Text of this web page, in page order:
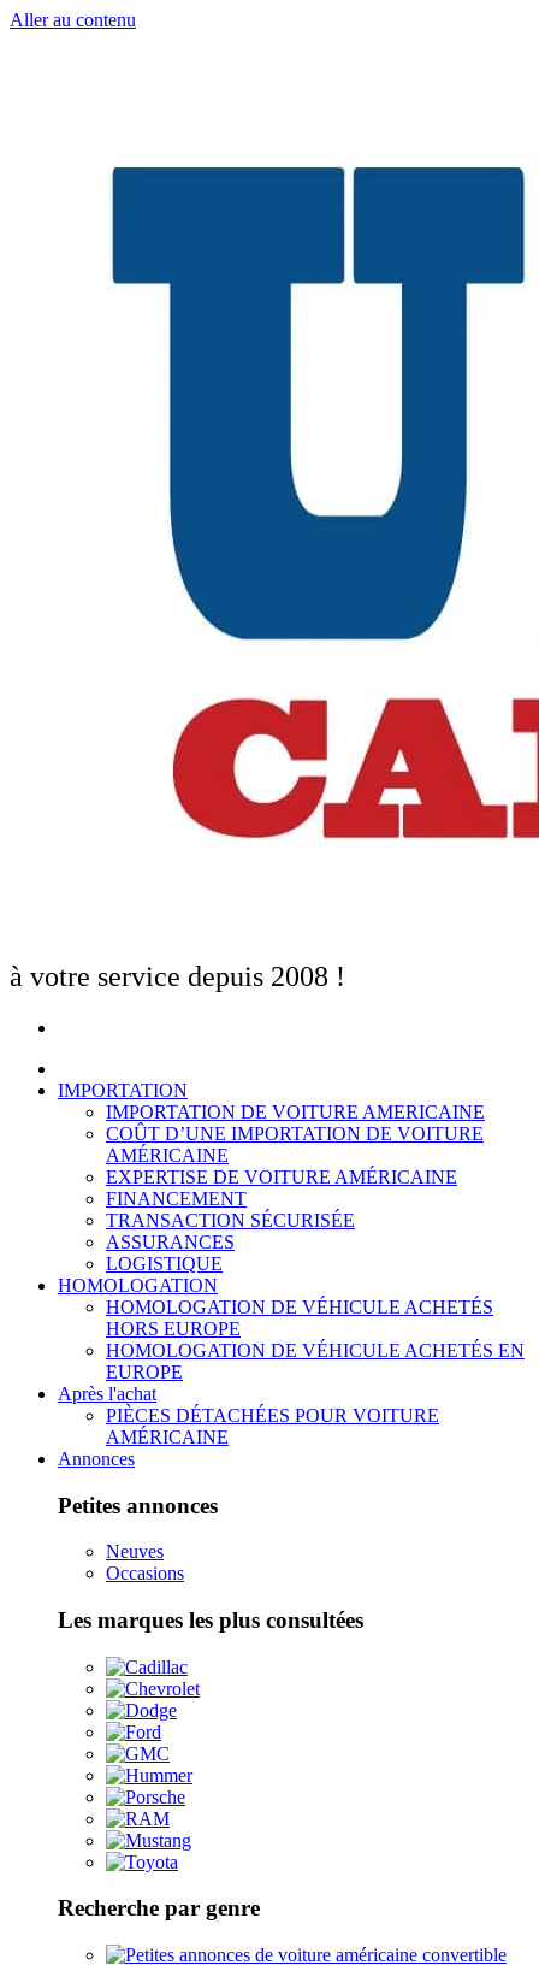
Aller au contenu
à votre service depuis 2008 !
IMPORTATION
IMPORTATION DE VOITURE AMERICAINE
COÛT D’UNE IMPORTATION DE VOITURE
AMÉRICAINE
EXPERTISE DE VOITURE AMÉRICAINE
FINANCEMENT
TRANSACTION SÉCURISÉE
ASSURANCES
LOGISTIQUE
HOMOLOGATION
HOMOLOGATION DE VÉHICULE ACHETÉS
HORS EUROPE
HOMOLOGATION DE VÉHICULE ACHETÉS EN
EUROPE
Après l'achat
PIÈCES DÉTACHÉES POUR VOITURE
AMÉRICAINE
Annonces
Petites annonces
Neuves
Occasions
Les marques les plus consultées
Recherche par genre